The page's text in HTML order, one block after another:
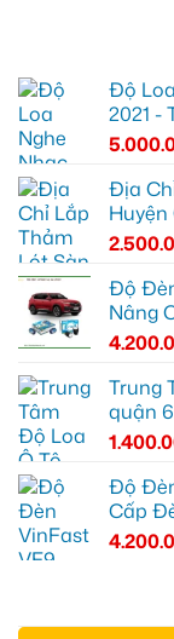
Độ
2021 -
Địa
Huyện
Độ
Nâng
Trung
quận
Độ
Cấp